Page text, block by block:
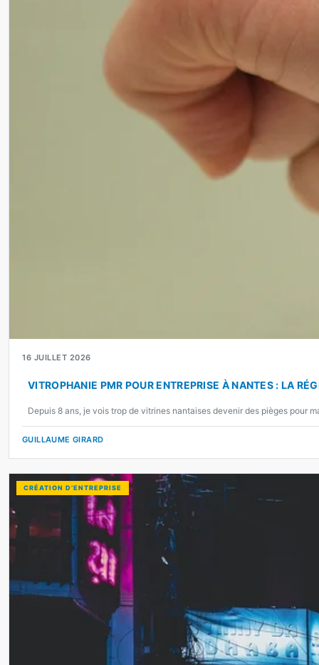
16 JUILLET 2026
VITROPHANIE PMR POUR ENTREPRISE À NANTES : LA
Depuis 8 ans, je vois trop de vitrines nantaises devenir des pièges pour
GUILLAUME GIRARD
CRÉATION D’ENTREPRISE